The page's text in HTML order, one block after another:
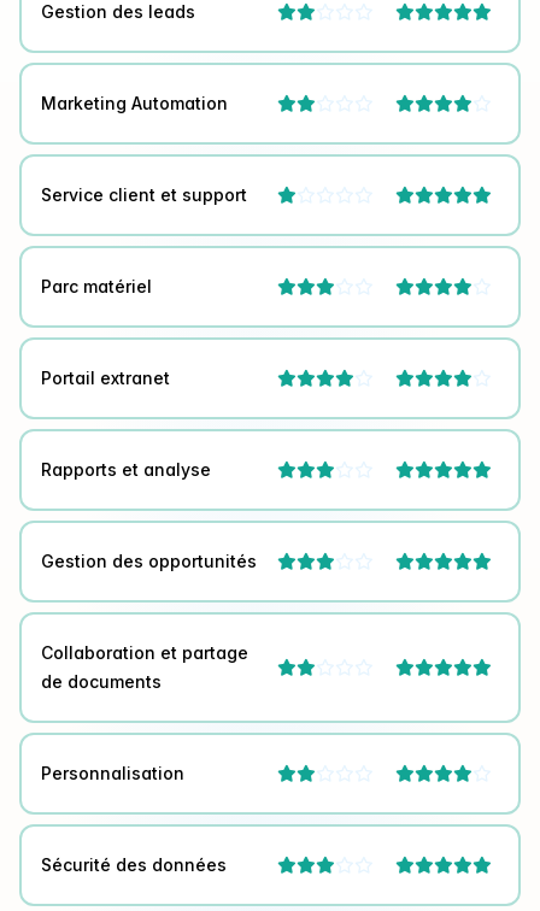
Gestion des leads  
Marketing Automation  
Service client et support  
Parc matériel  
Portail extranet  
Rapports et analyse  
Gestion des opportunités  
Collaboration et partage
de documents
 
Personnalisation  
Sécurité des données  